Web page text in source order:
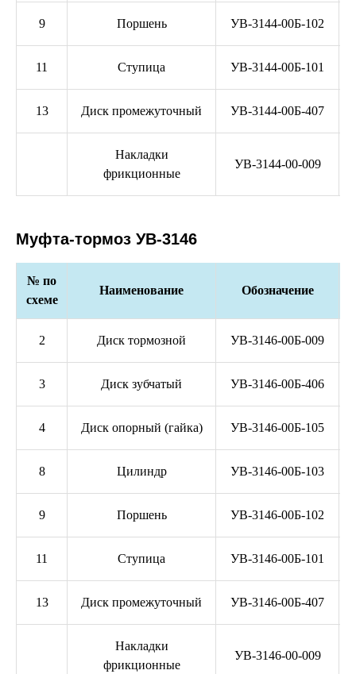
9 Поршень УВ-3144-00Б-102
11 Ступица УВ-3144-00Б-101
13 Диск промежуточный УВ-3144-00Б-407
Накладки
фрикционные
УВ-3144-00-009
Муфта-тормоз УВ-3146
№ по
схеме
Наименование Обозначение
2 Диск тормозной УВ-3146-00Б-009
3 Диск зубчатый УВ-3146-00Б-406
4 Диск опорный (гайка) УВ-3146-00Б-105
8 Цилиндр УВ-3146-00Б-103
9 Поршень УВ-3146-00Б-102
11 Ступица УВ-3146-00Б-101
13 Диск промежуточный УВ-3146-00Б-407
Накладки
фрикционные
УВ-3146-00-009